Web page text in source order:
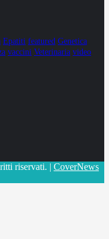
Epatiti featured Genetica
vaccini Veterinaria video
riservati. | CoverNews